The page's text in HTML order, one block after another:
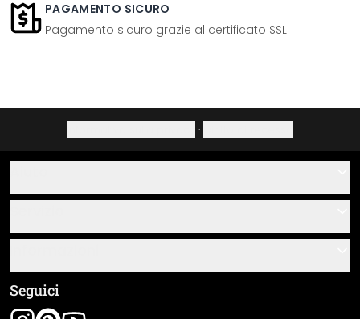
PAGAMENTO SICURO
Pagamento sicuro grazie al certificato SSL.
·
Chi siamo
Istruzioni di posa e montaggio
Panoramica dei materiali
Termini e condizioni generali
Note legali
Seguici